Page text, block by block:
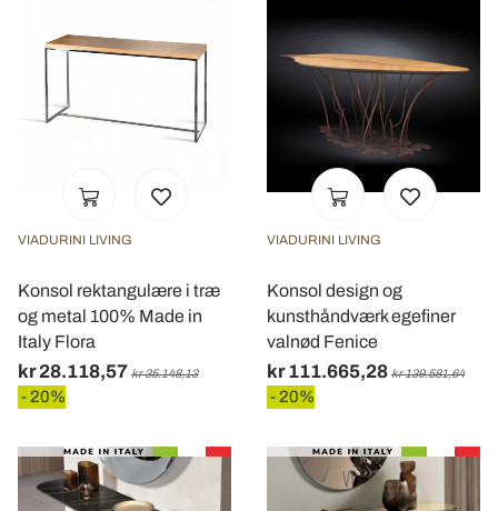
VIADURINI LIVING
Konsol rektangulære i træ
og metal 100% Made in
Italy Flora
kr 28.118,57 kr 35.148,13
- 20%
VIADURINI LIVING
Konsol design og
kunsthåndværk egefiner
valnød Fenice
kr 111.665,28 kr 139.581,64
- 20%